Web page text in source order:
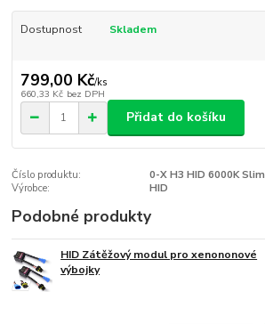
Dostupnost Skladem
799,00 Kč/ks
660,33 Kč bez DPH
Přidat do košíku
Číslo produktu:
0-X H3 HID 6000K Slim
Výrobce:
HID
Podobné produkty
HID Zátěžový modul pro xenononové
výbojky